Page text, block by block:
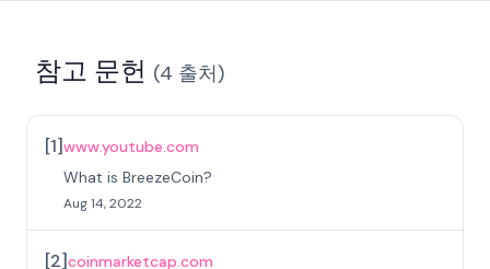
참고 문헌 (4 출처)
[1]www.youtube.com
What is BreezeCoin?
Aug 14, 2022
[2]coinmarketcap.com